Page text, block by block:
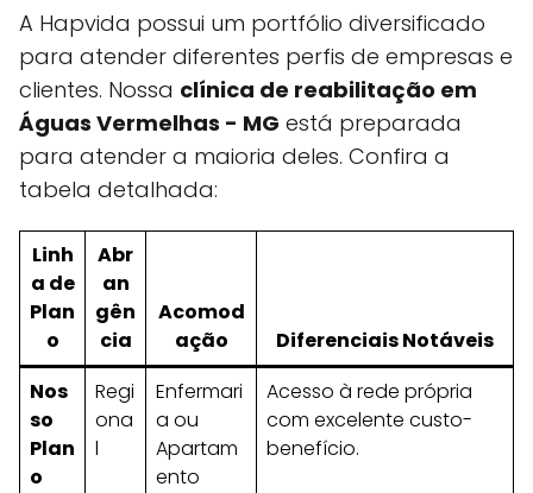
A Hapvida possui um portfólio diversificado
para atender diferentes perfis de empresas e
clientes. Nossa clínica de reabilitação em
Águas Vermelhas - MG está preparada
para atender a maioria deles. Confira a
tabela detalhada:
Linh
a de
Plan
o
Abr
an
gên
cia
Acomod
ação
Diferenciais Notáveis
Nos
so
Plan
o
Regi
ona
l
Enfermari
a ou
Apartam
ento
Acesso à rede própria
com excelente custo-
benefício.